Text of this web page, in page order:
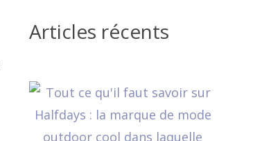
Articles récents